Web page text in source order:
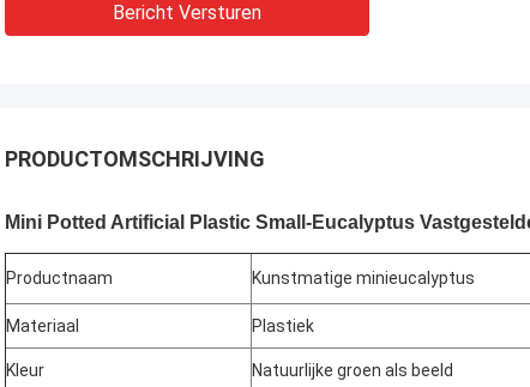
Bericht Versturen
PRODUCTOMSCHRIJVING
Mini Potted Artificial Plastic Small-Eucalyptus
Productnaam Kunstmatige minieucalyptus
Materiaal Plastiek
Kleur Natuurlijke groen als beeld